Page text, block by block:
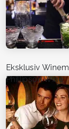
Eksklusiv
Phillipson Wine